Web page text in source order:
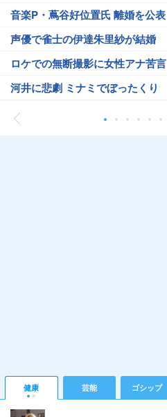
音楽P・蔦谷好位置氏 離婚を公表
声優で雀士の伊達朱里紗が結婚
ロケでの無断撮影に女性アナ苦言
河井に悲劇 ミナミでぼったくり
健康 芸能 ゴシップ